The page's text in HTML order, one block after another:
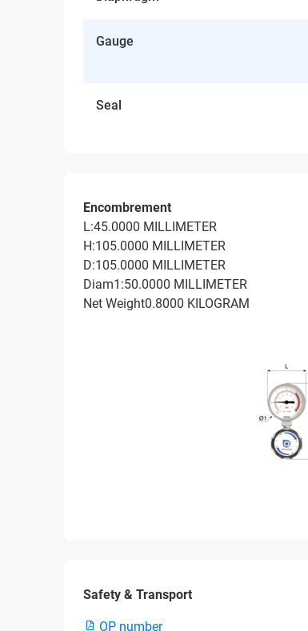
Gauge
Seal
Encombrement
L:45.0000 MILLIMETER
H:105.0000 MILLIMETER
D:105.0000 MILLIMETER
Diam1:50.0000 MILLIMETER
Net Weight0.8000 KILOGRAM
Safety & Transport
OP number